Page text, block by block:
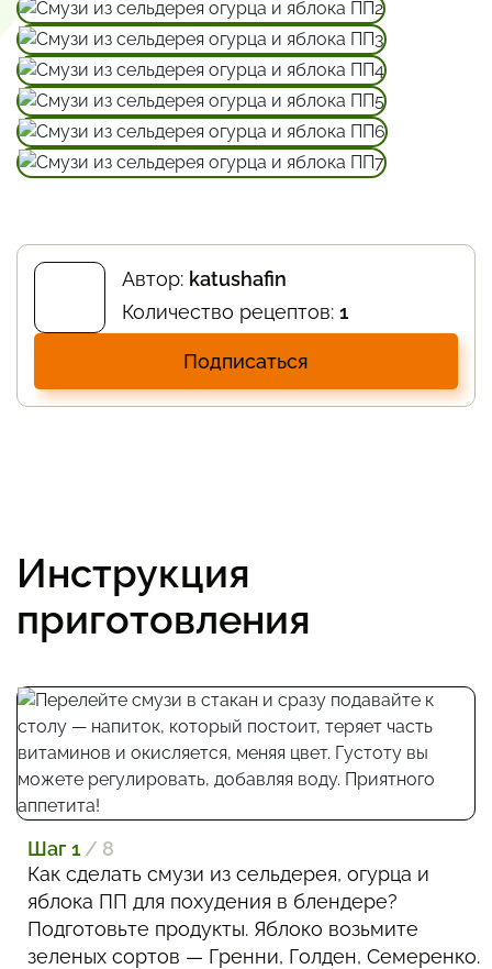
Автор: katushafin
Количество рецептов: 1
Подписаться
Инструкция
приготовления
Шаг 1 / 8
Как сделать смузи из сельдерея, огурца и
яблока ПП для похудения в блендере?
Подготовьте продукты. Яблоко возьмите
зеленых сортов — Гренни, Голден, Семеренко.